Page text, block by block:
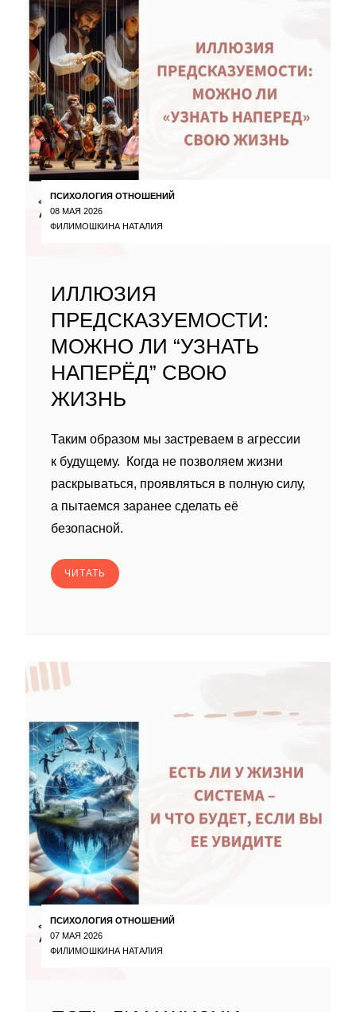
ПСИХОЛОГИЯ ОТНОШЕНИЙ
08 МАЯ 2026
ФИЛИМОШКИНА НАТАЛИЯ
ИЛЛЮЗИЯ
ПРЕДСКАЗУЕМОСТИ:
МОЖНО ЛИ “УЗНАТЬ
НАПЕРЁД” СВОЮ
ЖИЗНЬ
Таким образом мы застреваем в агрессии
к будущему. Когда не позволяем жизни
раскрываться, проявляться в полную силу,
а пытаемся заранее сделать её
безопасной.
ЧИТАТЬ
ПСИХОЛОГИЯ ОТНОШЕНИЙ
07 МАЯ 2026
ФИЛИМОШКИНА НАТАЛИЯ